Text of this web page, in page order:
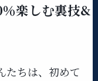
楽しむ裏技&
たちは、初めて